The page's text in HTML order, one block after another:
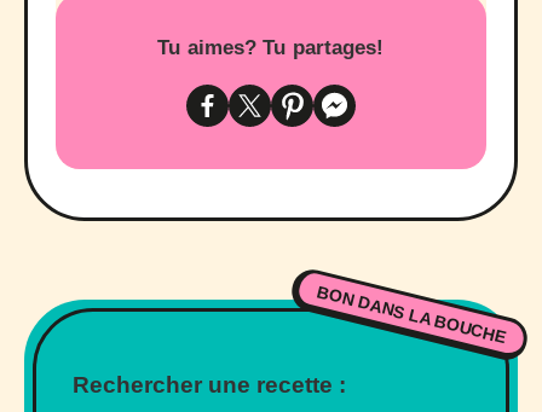
Tu aimes? Tu partages!
BON DANS LA BOUCHE
Rechercher une recette :